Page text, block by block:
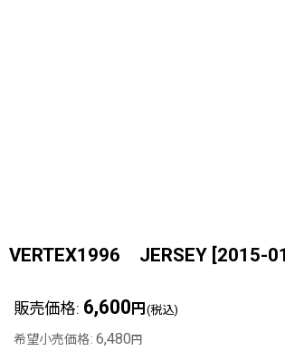
VERTEX1996 JERSEY [2015-01
販売価格: 6,600 円 (税込)
希望小売価格: 6,480 円